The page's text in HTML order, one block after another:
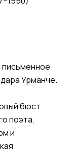
Урманче.
бюст
поэта,
и